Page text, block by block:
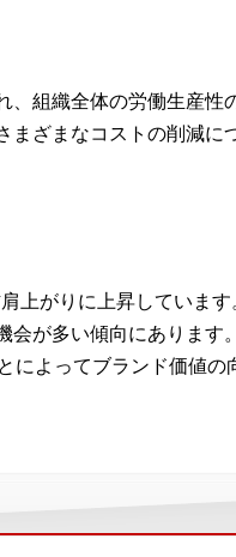
、組織全体の労働生産性
まざまなコストの削減に
上がりに上昇しています
会が多い傾向にあります
によってブランド価値の